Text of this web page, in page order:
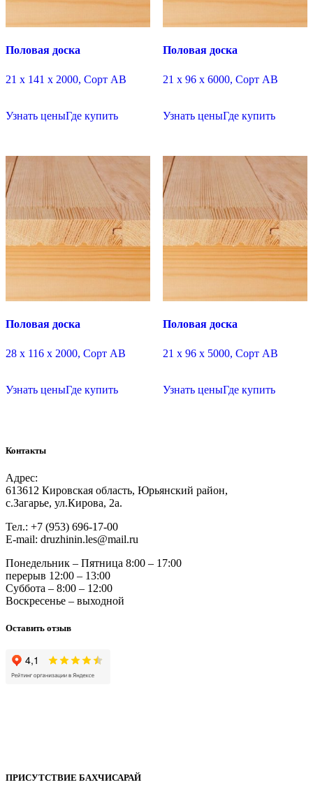
Половая доска
21 х 141 х 2000, Сорт АВ
Узнать ценыГде купить
Половая доска
21 х 96 х 6000, Сорт АВ
Узнать ценыГде купить
Половая доска
28 х 116 х 2000, Сорт АВ
Узнать ценыГде купить
Половая доска
21 х 96 х 5000, Сорт АВ
Узнать ценыГде купить
Контакты
Адрес:
613612 Кировская область, Юрьянский район,
с.Загарье, ул.Кирова, 2а.
Тел.: +7 (953) 696-17-00
Е-mail: druzhinin.les@mail.ru
Понедельник – Пятница 8:00 – 17:00
перерыв 12:00 – 13:00
Суббота – 8:00 – 12:00
Воскресенье – выходной
Оставить отзыв
ПРИСУТСТВИЕ БАХЧИСАРАЙ